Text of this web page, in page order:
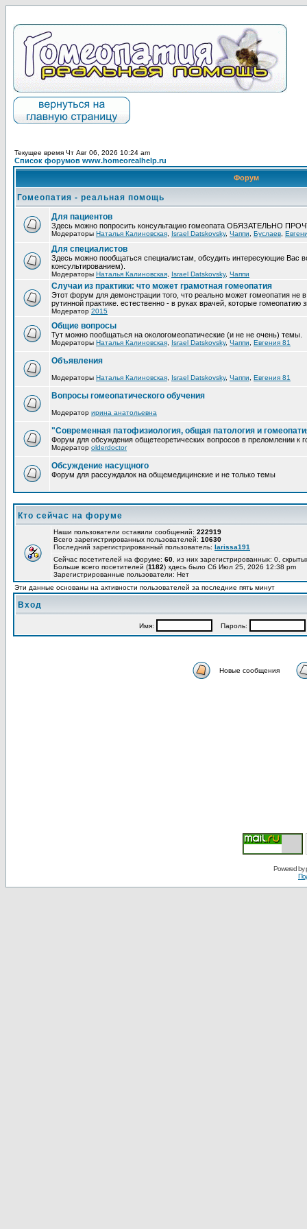
Текущее время Чт Авг 06, 2026 10:24 am
Список форумов www.homeorealhelp.ru
Форум
Гомеопатия - реальная помощь
Для пациентов
Здесь можно попросить консультацию гомеопата ОБЯЗАТЕЛЬНО
Модераторы Наталья Калиновская Israel Datskovsky, Чаппи Буслаев
Для специалистов
Здесь можно пообщаться специалистам, обсудить интересующие Вас
консультированием).
Модераторы Наталья Калиновская Israel Datskovsky, Чаппи
Случаи из практики: что может грамотная гомеопатия
Этот форум для демонстрации того, что реально может гомеопатия не
рутинной практике. естественно - в руках врачей, которые гомеопатию
Модератор 2015
Общие вопросы
Тут можно пообщаться на окологомеопатические (и не не очень) темы.
Модераторы Наталья Калиновская Israel Datskovsky, Чаппи Евгения 81
Объявления
Модераторы Наталья Калиновская Israel Datskovsky, Чаппи Евгения 81
Вопросы гомеопатического обучения
Модератор ирина анатольевна
"Современная патофизиология, общая патология и
Форум для обсуждения общетеоретических вопросов в преломлении к
Модератор olderdoctor
Обсуждение насущного
Форум для рассуждалок на общемедицинские и не только темы
Кто сейчас на форуме
Наши пользователи оставили сообщений: 222919
Всего зарегистрированных пользователей: 10630
Последний зарегистрированный пользователь: larissa191
Сейчас посетителей на форуме: 60 , из них зарегистрированных: 0,
Больше всего посетителей (1182) здесь было Сб Июл 25, 2026 12:38 pm
Зарегистрированные пользователи: Нет
Эти данные основаны на активности пользователей за последние пять минут
Вход
Имя: Пароль:
Новые сообщения
Powered by